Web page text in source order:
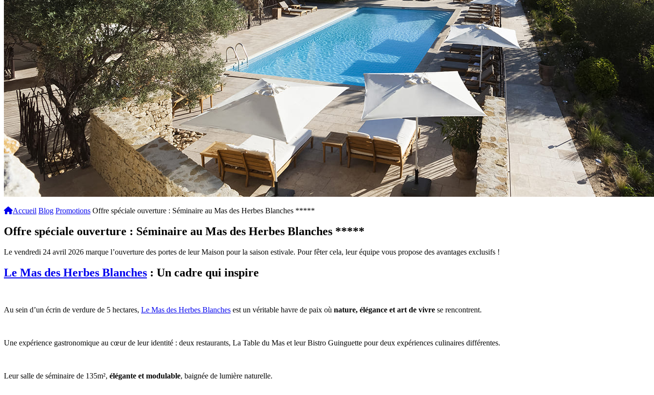
Accueil Blog Promotions Offre spéciale ouverture : Séminaire au Mas des Herbes Blanches *****
Offre spéciale ouverture : Séminaire au Mas des Herbes Blanches *****
Le vendredi 24 avril 2026 marque l’ouverture des portes de leur Maison pour la saison estivale. Pour fêter cela, leur équipe vous propose des avantages exclusifs !
Le Mas des Herbes Blanches : Un cadre qui inspire
Au sein d’un écrin de verdure de 5 hectares, Le Mas des Herbes Blanches est un véritable havre de paix où nature, élégance et art de vivre se rencontrent.
Une expérience gastronomique au cœur de leur identité : deux restaurants, La Table du Mas et leur Bistro Guinguette pour deux expériences culinaires différentes.
Leur salle de séminaire de 135m², élégante et modulable, baignée de lumière naturelle.